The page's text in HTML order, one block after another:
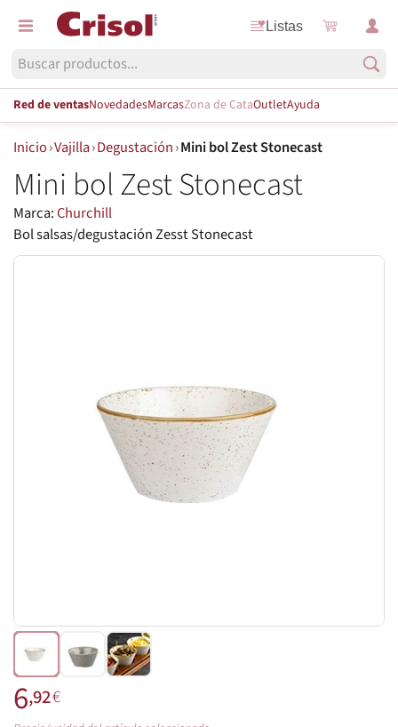
Listas
Red de ventasNovedadesMarcasZona de CataOutletAyuda
Inicio›Vajilla›Degustación›Mini bol Zest Stonecast
Mini bol Zest Stonecast
Marca:Churchill
Bol salsas/degustación Zesst Stonecast
6,92€